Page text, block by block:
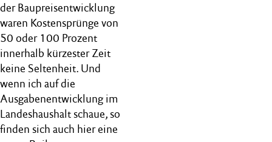
der Baupreisentwicklung
waren Kostensprünge von
50 oder 100 Prozent
innerhalb kürzester Zeit
keine Seltenheit. Und
wenn ich auf die
Ausgabenentwicklung im
Landeshaushalt schaue, so
finden sich auch hier eine